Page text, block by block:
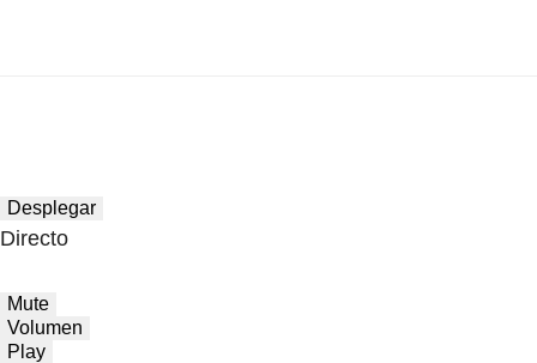
Desplegar
Directo
Mute
Volumen
Play